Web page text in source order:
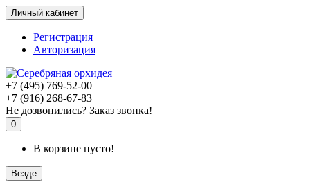
Личный кабинет
Регистрация
Авторизация
+7 (495) 769-52-00
+7 (916) 268-67-83
Не дозвонились? Заказ звонка!
0
В корзине пусто!
Везде